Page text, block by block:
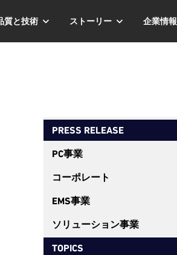
質と技術 ストーリー 企業情報
PRESS RELEASE
PC事業
コーポレート
EMS事業
ソリューション事業
TOPICS